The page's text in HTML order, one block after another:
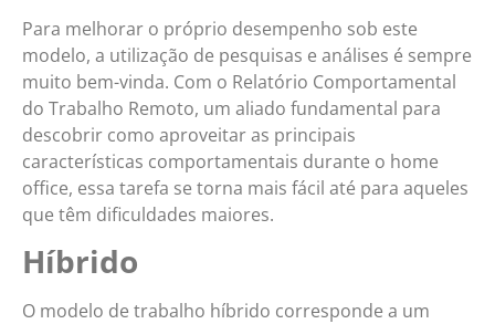
Para melhorar o próprio desempenho sob este
modelo, a utilização de pesquisas e análises é sempre
muito bem-vinda. Com o Relatório Comportamental
do Trabalho Remoto, um aliado fundamental para
descobrir como aproveitar as principais
características comportamentais durante o home
office, essa tarefa se torna mais fácil até para aqueles
que têm dificuldades maiores.
Híbrido
O modelo de trabalho híbrido corresponde a um